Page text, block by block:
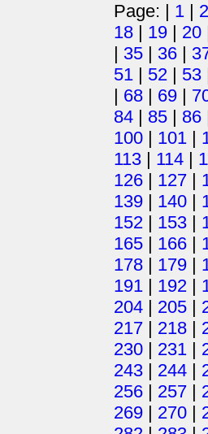
Page: | 1 | 2
18 | 19 | 20
| 35 | 36 |
51 | 52 | 53
| 68 | 69 |
84 | 85 | 86
100 | 101 |
113 | 114 |
126 | 127 |
139 | 140 |
152 | 153 |
165 | 166 |
178 | 179 |
191 | 192 |
204 | 205 |
217 | 218 |
230 | 231 |
243 | 244 |
256 | 257 |
269 | 270 |